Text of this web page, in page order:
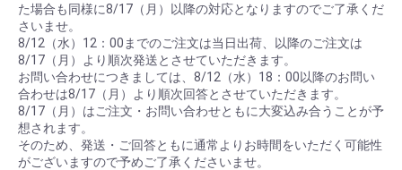
た場合も同様に8/17（月）以降の対応となりますのでご了承くだ
さいませ。
8/12（水）12：00までのご注文は当日出荷、以降のご注文は
8/17（月）より順次発送とさせていただきます。
お問い合わせにつきましては、8/12（水）18：00以降のお問い
合わせは8/17（月）より順次回答とさせていただきます。
8/17（月）はご注文・お問い合わせともに大変込み合うことが予
想されます。
そのため、発送・ご回答ともに通常よりお時間をいただく可能性
がございますので予めご了承くださいませ。